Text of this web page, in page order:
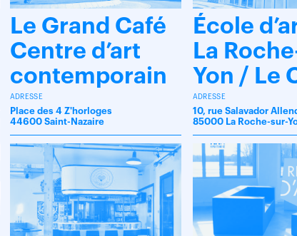
Le Grand Café
Centre d’art
contemporain
ADRESSE
Place des 4 Z'horloges
44600 Saint-Nazaire
École
La
Yon / Le
ADRESSE
10, rue Salavador
85000 La Roche-sur-